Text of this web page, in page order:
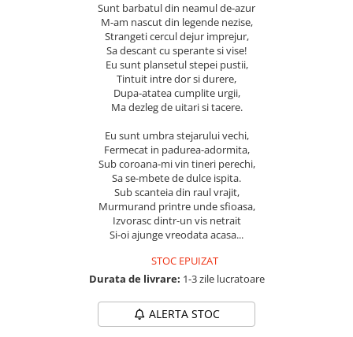
Vindecare Spirituala
Medicina & Farmacie
Medicina Pentru Toti
Sunt barbatul din neamul de-azur
M-am nascut din legende nezise,
Strangeti cercul dejur imprejur,
Sa descant cu sperante si vise!
Eu sunt plansetul stepei pustii,
Tintuit intre dor si durere,
Dupa-atatea cumplite urgii,
Ma dezleg de uitari si tacere.
Eu sunt umbra stejarului vechi,
Fermecat in padurea-adormita,
Sub coroana-mi vin tineri perechi,
Sa se-mbete de dulce ispita.
Sub scanteia din raul vrajit,
Murmurand printre unde sfioasa,
Izvorasc dintr-un vis netrait
Si-oi ajunge vreodata acasa...
STOC EPUIZAT
Durata de livrare: 1-3 zile lucratoare
ALERTA STOC